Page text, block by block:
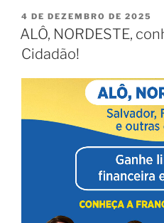
4 DE DEZEMBRO DE 2025
ALÔ, NORDESTE,
Cidadão!